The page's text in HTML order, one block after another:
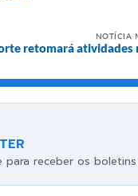
NOTÍCIA
retomará atividades
para receber os